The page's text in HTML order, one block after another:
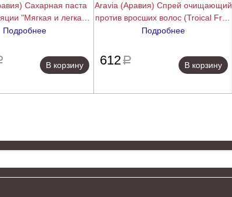
Сахарная паста
"Мягкая и легкая"
Paste), 750 гр.
Подробнее
В корзину
Aravia (Аравия) Спрей очищающий
против вросших волос (Troical Fruit
Spray), 250 мл.
Подробнее
612a
В корзину